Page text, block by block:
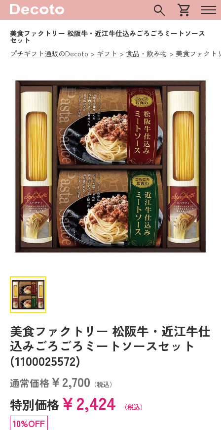
search shopping_cart
美食ファクトリー 松阪牛・近江牛仕込みごろごろミートソース
セット
プチギフト通販のDecoto
ギフト 食品・飲み物 美食ファクト
美食ファクトリー 松阪牛・近江牛仕
込みごろごろミートソースセット
(1100025572)
通常価格￥2,700 （税込）
特別価格￥2,424 （税込）
10%OFF